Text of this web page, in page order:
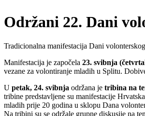
Održani 22. Dani
Tradicionalna manifestacija Dani
Manifestacija je započela 23. svibnja
vezane za volontiranje mladih u Splitu.
U petak, 24. svibnja održana je tribina na
tribine predstavljene su manifestacije
mladih prije 20 godina u sklopu Dana
Na tribini su se održale grupne diskusije na